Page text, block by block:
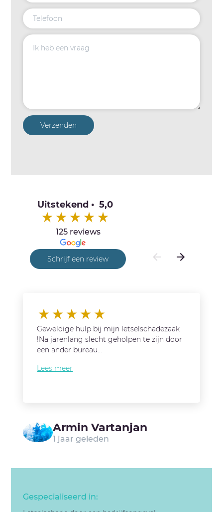
Verzenden
Uitstekend • 5,0
125 reviews
Schrijf een review
Geweldige hulp bij mijn letselschadezaak
!Na jarenlang slecht geholpen te zijn door
een ander bureau...
Lees meer
Armin Vartanjan
1 jaar geleden
Gespecialiseerd in: